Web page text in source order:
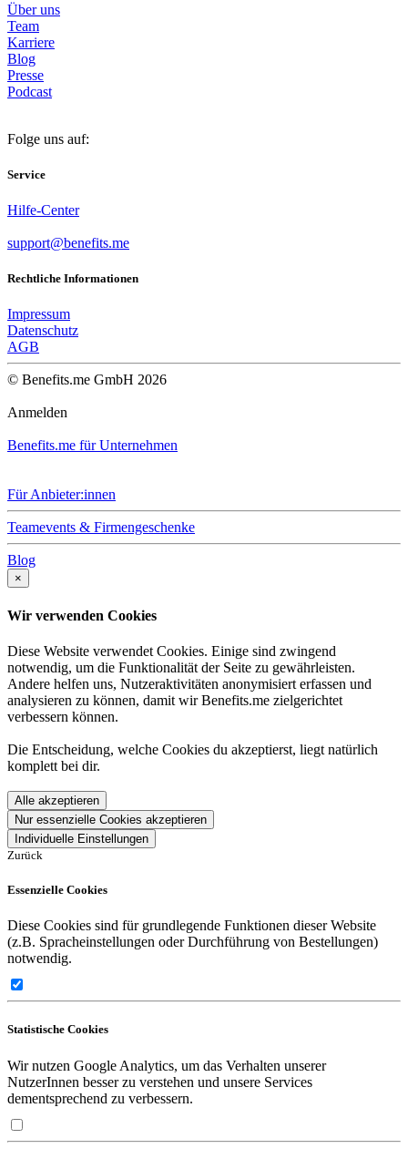
Über uns
Team
Karriere
Blog
Presse
Podcast
Folge uns auf:
Service
Hilfe-Center
support@benefits.me
Rechtliche Informationen
Impressum
Datenschutz
AGB
© Benefits.me GmbH 2026
Anmelden
Benefits.me für Unternehmen
Für Anbieter:innen
Teamevents & Firmengeschenke
Blog
×
Wir verwenden Cookies
Diese Website verwendet Cookies. Einige sind zwingend
notwendig, um die Funktionalität der Seite zu gewährleisten.
Andere helfen uns, Nutzeraktivitäten anonymisiert erfassen und
analysieren zu können, damit wir Benefits.me zielgerichtet
verbessern können.
Die Entscheidung, welche Cookies du akzeptierst, liegt natürlich
komplett bei dir.
Alle akzeptieren
Nur essenzielle Cookies akzeptieren
Individuelle Einstellungen
Zurück
Essenzielle Cookies
Diese Cookies sind für grundlegende Funktionen dieser Website
(z.B. Spracheinstellungen oder Durchführung von Bestellungen)
notwendig.
Statistische Cookies
Wir nutzen Google Analytics, um das Verhalten unserer
NutzerInnen besser zu verstehen und unsere Services
dementsprechend zu verbessern.